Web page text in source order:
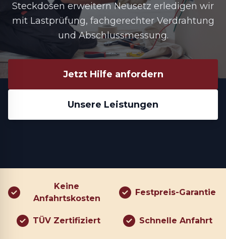
Steckdosen erweitern Neusetz erledigen wir
mit Lastprüfung, fachgerechter Verdrahtung
und Abschlussmessung.
Jetzt Hilfe anfordern
Unsere Leistungen
Keine
Anfahrtskosten
Festpreis-Garantie
TÜV Zertifiziert Schnelle Anfahrt